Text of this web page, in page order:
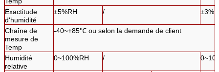
Exactitude
d'humidité
±5%RH /
Chaîne de
mesure de
Temp
-40~+85℃ ou selon la demande de client
Humidité
relative
0~100%RH /